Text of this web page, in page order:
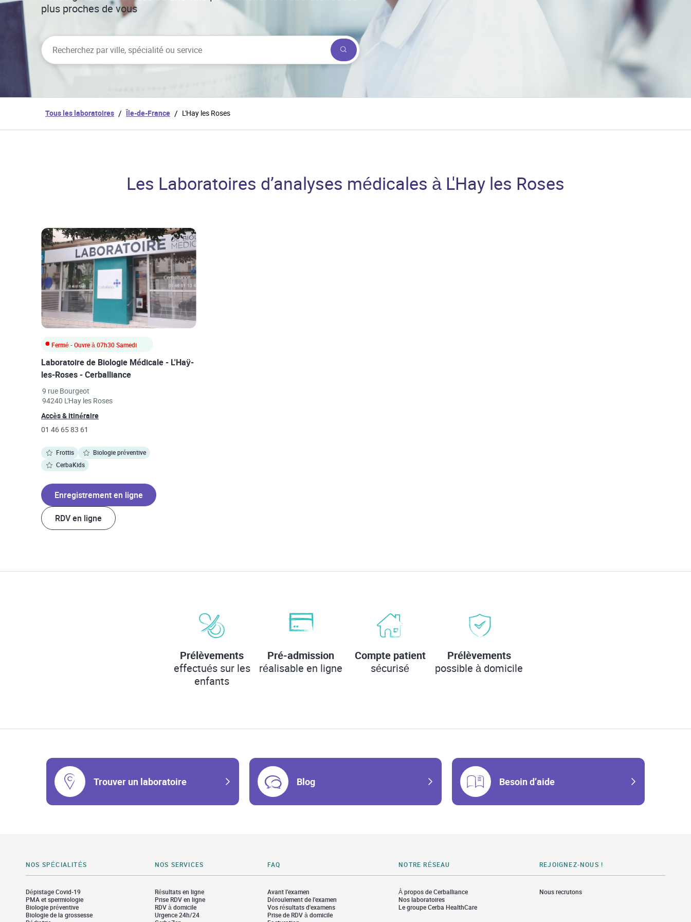
plus proches de vous
City, State/Province, Zip or City & Country
Submit a search.
Tous les laboratoires / Île-de-France / L'Hay les Roses
Les Laboratoires d’analyses médicales à L'Hay les Roses
Fermé - Ouvre à07h30Samedi
Laboratoire de Biologie Médicale - L'Haÿ-
les-Roses - Cerballiance
9 rue Bourgeot
94240 L'Hay les Roses
Link Opens in New Tab
Accès & itinéraireLink Opens in New Tab
phone
01 46 65 83 61
Frottis
Biologie préventive
CerbaKids
Enregistrement en ligne
RDV en ligne
Prélèvements
effectués sur les
enfants
Pré-admission
réalisable en ligne
Compte patient
sécurisé
Prélèvements
possible à domicile
Trouver un laboratoire Blog Besoin d’aide
NOS SPÉCIALITÉS
Dépistage Covid-19
PMA et spermiologie
Biologie préventive
Biologie de la grossesse
NOS SERVICES
Résultats en ligne
Prise RDV en ligne
RDV à domicile
Urgence 24h/24
FAQ
Avant l’examen
Déroulement de l’examen
Vos résultats d'examens
Prise de RDV à domicile
NOTRE RÉSEAU
À propos de Cerballiance
Nos laboratoires
Le groupe Cerba HealthCare
REJOIGNEZ-NOUS !
Nous recrutons